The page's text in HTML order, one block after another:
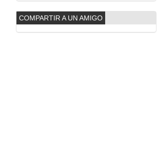
COMPARTIR A UN AMIGO